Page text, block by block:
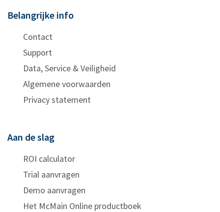
Belangrijke info
Contact
Support
Data, Service & Veiligheid
Algemene voorwaarden
Privacy statement
Aan de slag
ROI calculator
Trial aanvragen
Demo aanvragen
Het McMain Online productboek